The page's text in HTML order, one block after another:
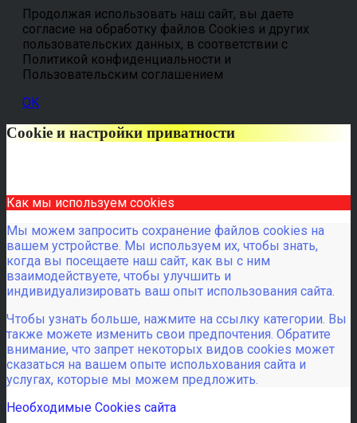
Продолжая использовать наш сайт, вы даете
согласие на обработку файлов Cookies и других
пользовательских данных, в соответствии с
Политикой конфиденциальности и
Пользовательским соглашением
OK
Cookie и настройки приватности
Как мы используем cookies
Мы можем запросить сохранение файлов cookies на
вашем устройстве. Мы используем их, чтобы знать,
когда вы посещаете наш сайт, как вы с ним
взаимодействуете, чтобы улучшить и
индивидуализировать ваш опыт использования сайта.
Чтобы узнать больше, нажмите на ссылку категории. Вы
также можете изменить свои предпочтения. Обратите
внимание, что запрет некоторых видов cookies может
сказаться на вашем опыте испольхования сайта и
услугах, которые мы можем предложить.
Необходимые Cookies сайта